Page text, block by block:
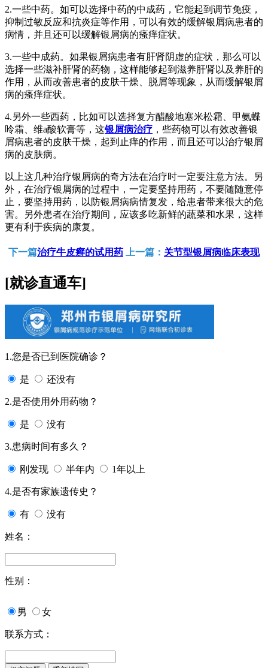
2.一些中药。如可以选择中药的中成药，它能起到调节免疫，
抑制过敏反应和抗炎症等作用，可以有效的缓解银屑病患者的
病情，并且还可以缓解银屑病的瘙痒症状。
3.一些中成药。如果银屑病患者有肝肾阴虚的症状，那么可以
选择一些滋补肝肾的药物，这样能够起到滋养肝肾以及养肝的
作用，从而改善患者的皮肤干燥、脱屑等现象，从而缓解银屑
病的瘙痒症状。
4.另外一些西药，比如可以选择复方醋酸地塞米松霜、甲氨蝶
呤霜、维a酸软膏等，这银屑病治疗 ，些药物可以有效改善银
屑病患者的皮肤干燥，起到止痒的作用，而且还可以治疗银屑
病的皮肤病。
以上这几种治疗银屑病的奇方法在治疗时一定要注意方法。另
外，在治疗银屑病的过程中，一定要坚持用药，不要随随意停
止，要坚持用药，以防银屑病病情复发，给患者带来很大的危
害。另外患者在治疗期间，应该多吃新鲜的蔬菜和水果，这样
更有利于疾病的康复。
下一篇治疗牛皮癣的试用药 上一篇： 关节型银屑病临床表现
[就诊直通车]
1.您是否已到医院确诊？
是 还没有
2.是否使用外用药物？
是 没有
3.患病时间有多久？
刚发现 半年内 1年以上
4.是否有家族遗传史？
有 没有
姓名：
性别：
男 女
联系方式：